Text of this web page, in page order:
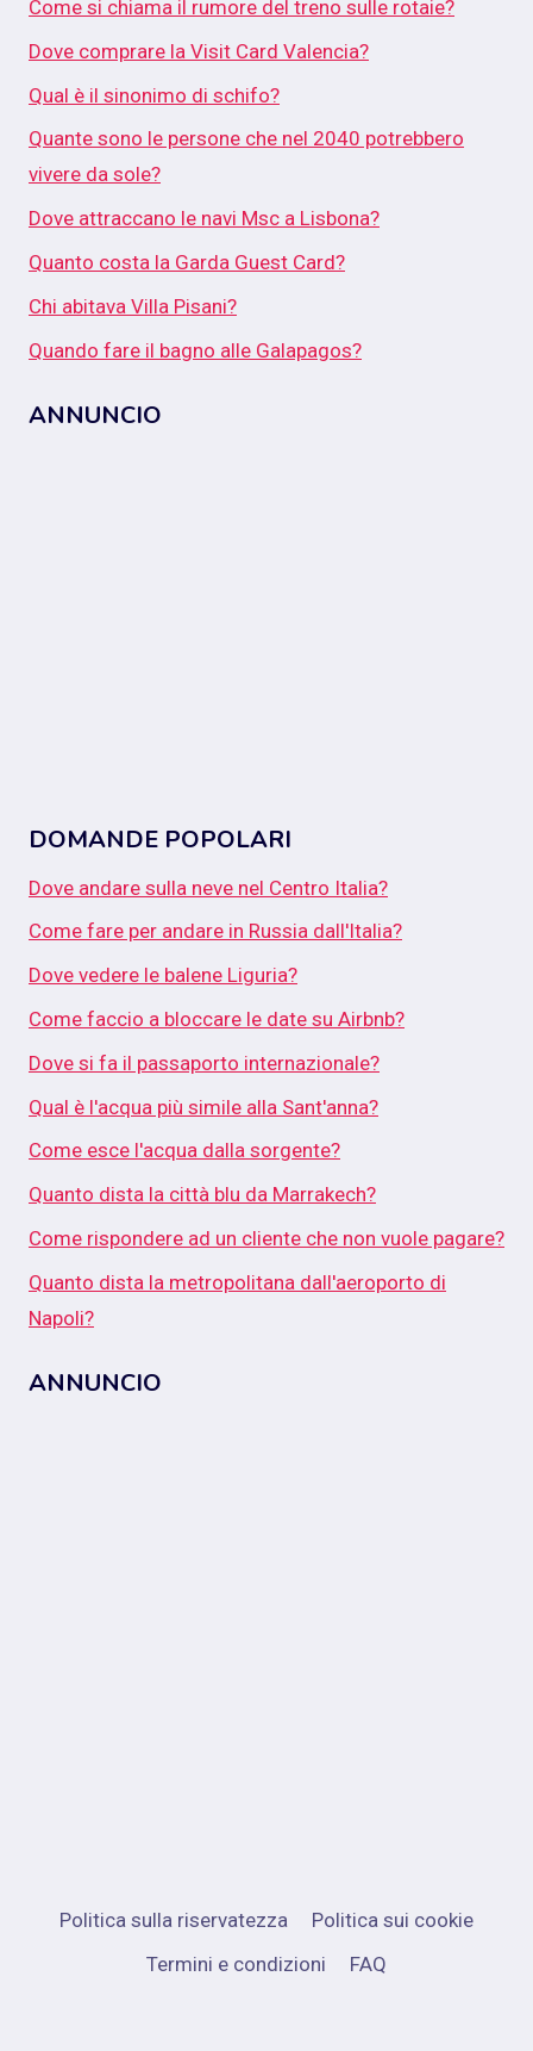
Come si chiama il rumore del treno sulle rotaie?
Dove comprare la Visit Card Valencia?
Qual è il sinonimo di schifo?
Quante sono le persone che nel 2040 potrebbero
vivere da sole?
Dove attraccano le navi Msc a Lisbona?
Quanto costa la Garda Guest Card?
Chi abitava Villa Pisani?
Quando fare il bagno alle Galapagos?
ANNUNCIO
DOMANDE POPOLARI
Dove andare sulla neve nel Centro Italia?
Come fare per andare in Russia dall'Italia?
Dove vedere le balene Liguria?
Come faccio a bloccare le date su Airbnb?
Dove si fa il passaporto internazionale?
Qual è l'acqua più simile alla Sant'anna?
Come esce l'acqua dalla sorgente?
Quanto dista la città blu da Marrakech?
Come rispondere ad un cliente che non vuole pagare?
Quanto dista la metropolitana dall'aeroporto di
Napoli?
ANNUNCIO
Politica sulla riservatezza
Politica sui cookie
Termini e condizioni
FAQ